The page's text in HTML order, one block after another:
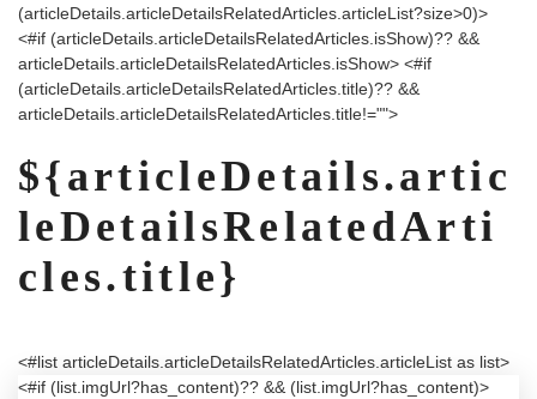
(articleDetails.articleDetailsRelatedArticles.articleList?size>0)>
<#if (articleDetails.articleDetailsRelatedArticles.isShow)?? &&
articleDetails.articleDetailsRelatedArticles.isShow> <#if
(articleDetails.articleDetailsRelatedArticles.title)?? &&
articleDetails.articleDetailsRelatedArticles.title!="">
${articleDetails.artic
leDetailsRelatedArti
cles.title}
<#list articleDetails.articleDetailsRelatedArticles.articleList as list>
<#if (list.imgUrl?has_content)?? && (list.imgUrl?has_content)>